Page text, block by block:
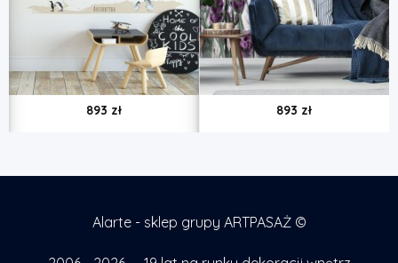
893 zł 893 zł
Alarte - sklep grupy ARTPASAŻ ©